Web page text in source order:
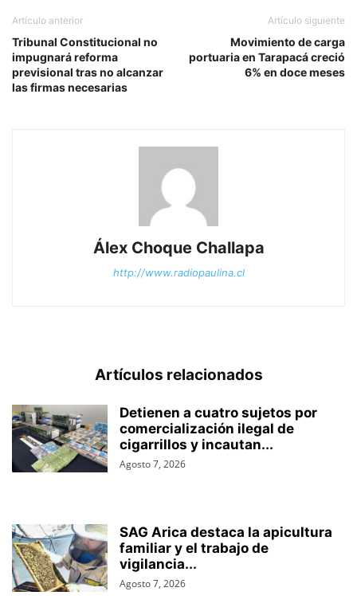
Artículo anterior
Tribunal Constitucional no
impugnará reforma
previsional tras no alcanzar
las firmas necesarias
Artículo siguiente
Movimiento de carga
portuaria en Tarapacá creció
6% en doce meses
Álex Choque Challapa
http://www.radiopaulina.cl
Artículos relacionados
Detienen a cuatro sujetos por
comercialización ilegal de
cigarrillos y incautan...
Agosto 7, 2026
SAG Arica destaca la apicultura
familiar y el trabajo de
vigilancia...
Agosto 7, 2026